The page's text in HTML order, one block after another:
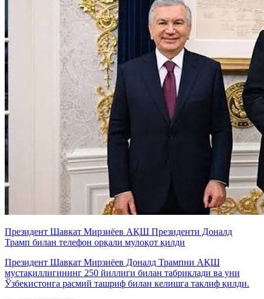
Президент Шавкат Мирзиёев АҚШ Президенти Доналд
Трамп билан телефон орқали мулоқот қилди
Президент Шавкат Мирзиёев Доналд Трампни АҚШ
мустақиллигининг 250 йиллиги билан табриклади ва уни
Ўзбекистонга расмий ташриф билан келишга таклиф қилди.